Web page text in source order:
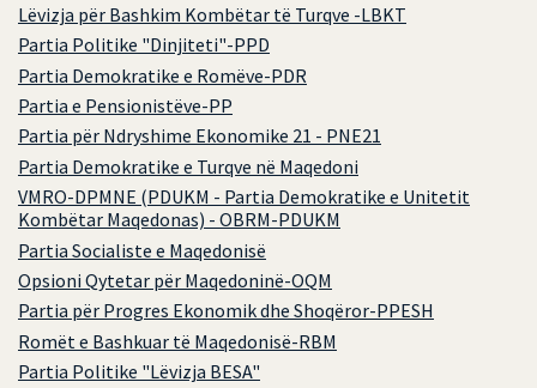
Lëvizja për Bashkim Kombëtar të Turqve -LBKT
Partia Politike "Dinjiteti"-PPD
Partia Demokratike e Romëve-PDR
Partia e Pensionistëve-PP
Partia për Ndryshime Ekonomike 21 - PNE21
Partia Demokratike e Turqve në Maqedoni
VMRO-DPMNE (PDUKM - Partia Demokratike e Unitetit
Kombëtar Maqedonas) - OBRM-PDUKM
Partia Socialiste e Maqedonisë
Opsioni Qytetar për Maqedoninë-OQM
Partia për Progres Ekonomik dhe Shoqëror-PPESH
Romët e Bashkuar të Maqedonisë-RBM
Partia Politike "Lëvizja BESA"